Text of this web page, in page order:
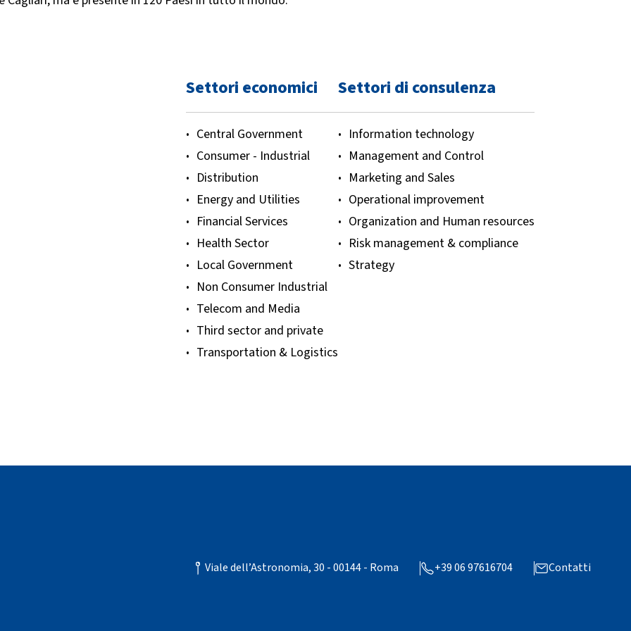
valore dell’IA si
Settori economici
Central Government
Consumer - Industrial
Distribution
Energy and Utilities
Financial Services
Health Sector
Local Government
Non Consumer Industrial
Telecom and Media
Third sector and private
Transportation & Logistics
Settori di consulenza
Information technology
Management and Control
Marketing and Sales
Operational improvement
Organization and Human resources
Risk management & compliance
Strategy
Viale dell’Astronomia, 30 - 00144 - Roma +39 06 97616704 Contatti